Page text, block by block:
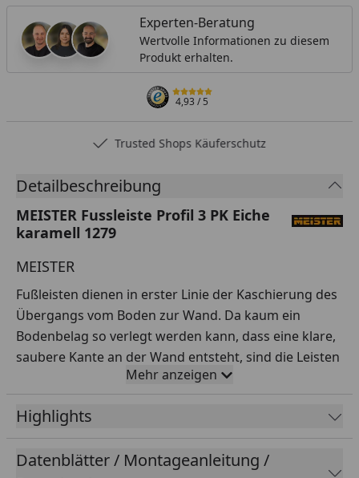
Experten-Beratung
Wertvolle Informationen zu diesem
Produkt erhalten.
4,93/ 5
Trusted Shops Käuferschutz
Detailbeschreibung
MEISTER Fussleiste Profil 3 PK Eiche
karamell 1279
MEISTER
Fußleisten dienen in erster Linie der Kaschierung des
Übergangs vom Boden zur Wand. Da kaum ein
Bodenbelag so verlegt werden kann, dass eine klare,
saubere Kante an der Wand entsteht, sind die Leisten
in beinahe jedem Raum zu finden.
Ob klassisch weiß, natürliche Holz-Optik oder bunt
bemalt – richtig kombiniert, sorgen sie für
spannende Akzente.
Mehr anzeigen
Highlights
Datenblätter / Montageanleitung /